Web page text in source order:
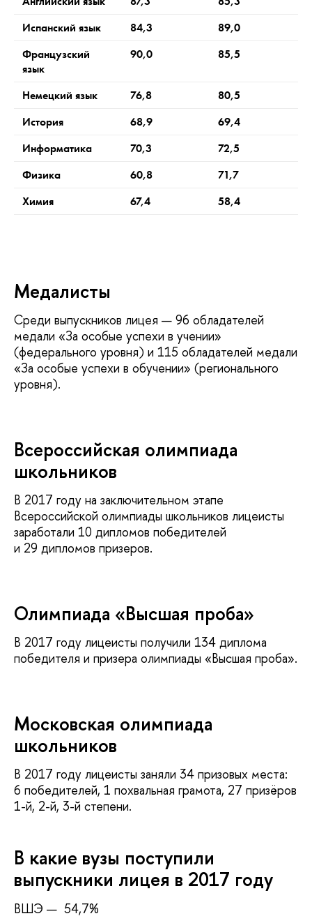
Испанский язык
84,3
89,0
Французский
язык
90,0 85,5
Немецкий язык 76,8
80,5
История
68,9
69,4
Информатика
70,3
72,5
Физика
60,8
71,7
Химия
67,4 58,4
Медалисты
Среди выпускников лицея — 96 обладателей
медали «За особые успехи в учении»
(федерального уровня) и 115 обладателей медали
«За особые успехи в обучении» (регионального
уровня).
Всероссийская олимпиада
школьников
В 2017 году на заключительном этапе
Всероссийской олимпиады школьников лицеисты
заработали 10 дипломов победителей
и 29 дипломов призеров.
Олимпиада «Высшая проба»
В 2017 году лицеисты получили 134 диплома
победителя и призера олимпиады «Высшая проба».
Московская олимпиада
школьников
В 2017 году лицеисты заняли 34 призовых места:
6 победителей, 1 похвальная грамота, 27 призёров
1-й, 2-й, 3-й степени.
В какие вузы поступили
выпускники лицея в 2017 году
ВШЭ — 54,7%